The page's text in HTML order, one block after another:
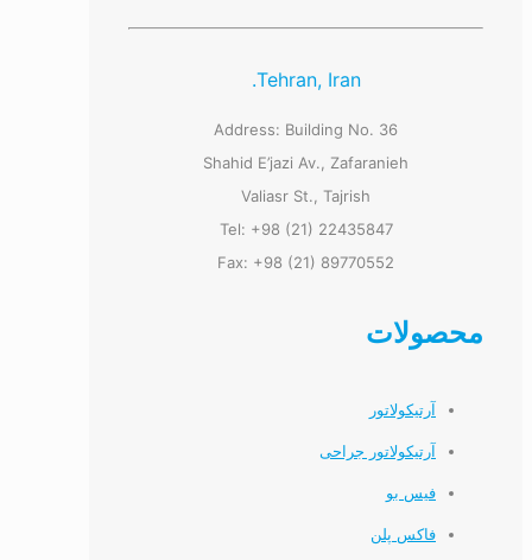
Tehran, Iran.
Address: Building No. 36
Shahid E’jazi Av., Zafaranieh
Valiasr St., Tajrish
Tel: +98 (21) 22435847
Fax: +98 (21) 89770552
محصولات
آرتیکولاتور
آرتیکولاتور جراحی
فیس بو
فاکس پلن